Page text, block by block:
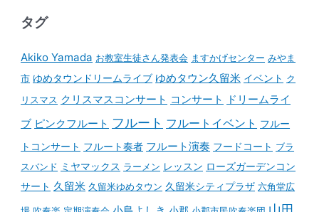
タグ
Akiko Yamada お教室生徒さん発表会 ますかげセンター みやま
市 ゆめタウンドリームライブ ゆめタウン久留米 イベント ク
リスマス クリスマスコンサート コンサート
ドリームライ
ブ ピンクフルート フルート フルートイベント フルー
トコンサート フルート奏者 フルート演奏 フードコート ブラ
スバンド ミヤマックス ラーメン レッスン ローズガーデンコン
サート 久留米 久留米ゆめタウン 久留米シティプラザ 六角堂広